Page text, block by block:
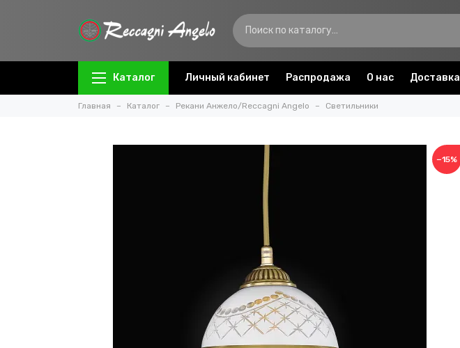
Каталог Личный кабинет Распродажа О нас Доставка
Главная Каталог Рекани Анжело/Reccagni Angelo Светильники
−15%